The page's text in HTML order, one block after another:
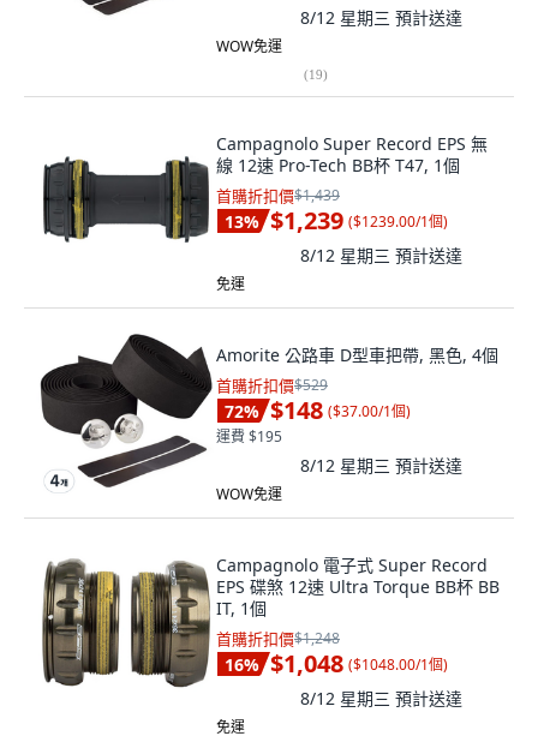
8/12 星期三 預計送達
WOW免運
(19)
Campagnolo Super Record EPS 無
線 12速 Pro-Tech BB杯 T47, 1個
首購折扣價$1,439
13% $1,239 ($1239.00/1個)
8/12 星期三 預計送達
免運
Amorite 公路車 D型車把帶, 黑色, 4個
首購折扣價$529
72% $148 ($37.00/1個)
運費 $195
8/12 星期三 預計送達
WOW免運
Campagnolo 電子式 Super Record
EPS 碟煞 12速 Ultra Torque BB杯 BB
IT, 1個
首購折扣價$1,248
16% $1,048 ($1048.00/1個)
8/12 星期三 預計送達
免運